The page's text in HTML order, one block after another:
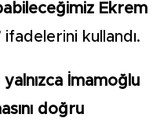
Ekrem
ifadelerini kullandı.
İmamoğlu
doğru